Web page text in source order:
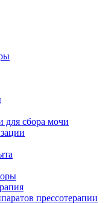
сбора мочи
прессотерапии